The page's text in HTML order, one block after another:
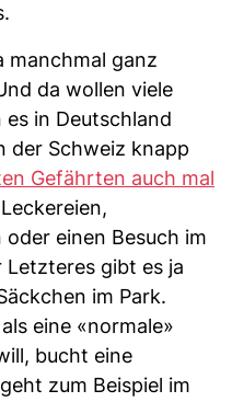
manchmal ganz
da wollen viele
in Deutschland
der Schweiz knapp
Gefährten auch mal
einen Besuch im
Letzteres gibt es ja
im Park.
eine «normale»
bucht eine
zum Beispiel im